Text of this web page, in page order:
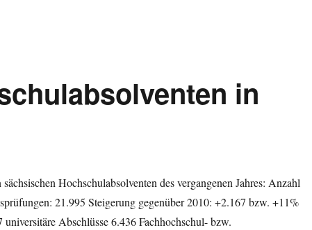
in
Hochschulabsolventen des vergangenen Jahres: Anzahl
21.995 Steigerung gegenüber 2010: +2.167 bzw. +11%
Abschlüsse 6.436 Fachhochschul- bzw.